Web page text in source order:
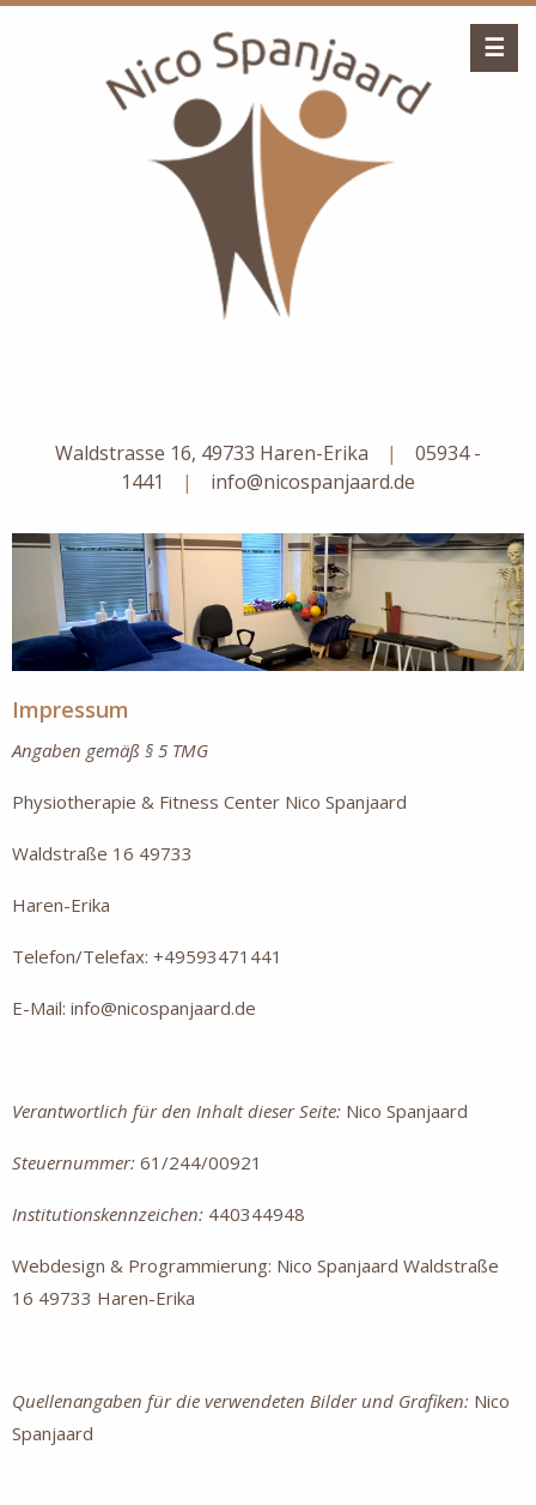
Waldstrasse 16, 49733 Haren-Erika |
05934 -
1441
| info@nicospanjaard.de
☰
Impressum
Angaben gemäß § 5 TMG
Physiotherapie & Fitness Center Nico Spanjaard
Waldstraße 16 49733
Haren-Erika
Telefon/Telefax: +49593471441
E-Mail: info@nicospanjaard.de
Verantwortlich für den Inhalt dieser Seite: Nico Spanjaard
Steuernummer: 61/244/00921
Institutionskennzeichen: 440344948
Webdesign & Programmierung: Nico Spanjaard Waldstraße
16 49733 Haren-Erika
Quellenangaben für die verwendeten Bilder und Grafiken: Nico
Spanjaard